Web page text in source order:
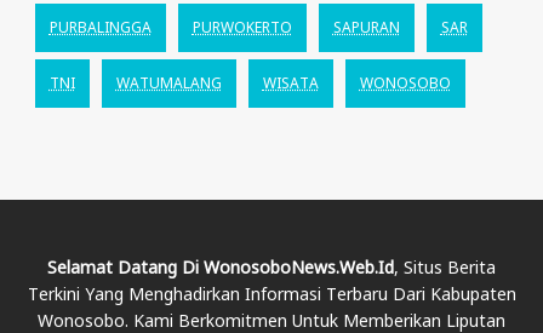
PURBALINGGA PURWOKERTO SAPURAN SAR
TNI WATUMALANG WISATA WONOSOBO
Selamat Datang Di WonosoboNews.web.id, Situs Berita
Terkini Yang Menghadirkan Informasi Terbaru Dari Kabupaten
Wonosobo. Kami Berkomitmen Untuk Memberikan Liputan